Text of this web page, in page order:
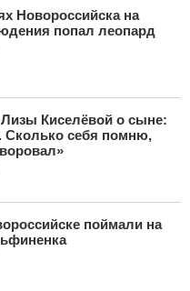
Новороссийска на
попал леопард
Киселёвой о сыне:
Сколько себя помню,
поймали на